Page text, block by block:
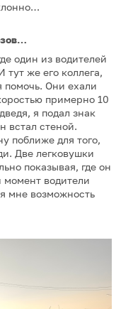
один из водителей
тут же его коллега,
помочь. Они ехали
примерно 10
я подал знак
встал стеной.
поближе для того,
Две легковушки
показывая, где он
водители
мне возможность